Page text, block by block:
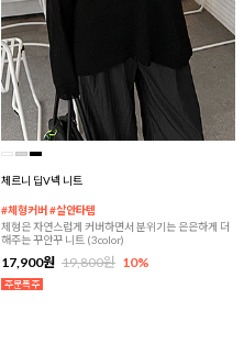
체르니 딥V넥 니트
#체형커버 #살안타템
체형은 자연스럽게 커버하면서 분위기는 은은하게 더
해주는 꾸안꾸 니트 (3color)
17,900원 19,800원 10%